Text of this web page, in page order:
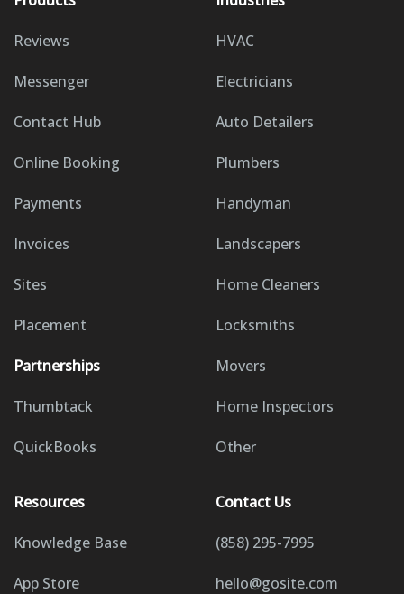
Reviews
Messenger
Contact Hub
Online Booking
Payments
Invoices
Sites
Placement
Partnerships
Thumbtack
QuickBooks
HVAC
Electricians
Auto Detailers
Plumbers
Handyman
Landscapers
Home Cleaners
Locksmiths
Movers
Home Inspectors
Other
Resources
Knowledge Base
App Store
Contact Us
(858) 295-7995
hello@gosite.com